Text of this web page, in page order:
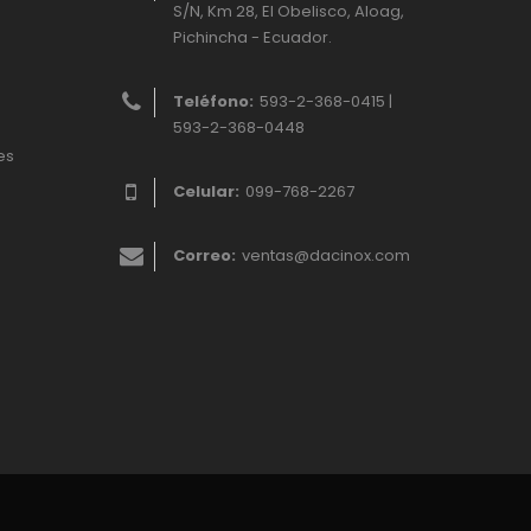
S/N, Km 28, El Obelisco, Aloag,
Pichincha - Ecuador.
Teléfono: 593-2-368-0415 |
593-2-368-0448
Celular: 099-768-2267
Correo: ventas@dacinox.com